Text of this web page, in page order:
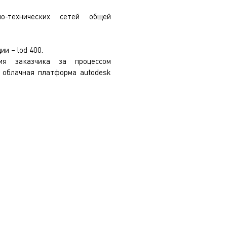
технических сетей общей
– lod 400.​
заказчика за процессом
платформа autodesk